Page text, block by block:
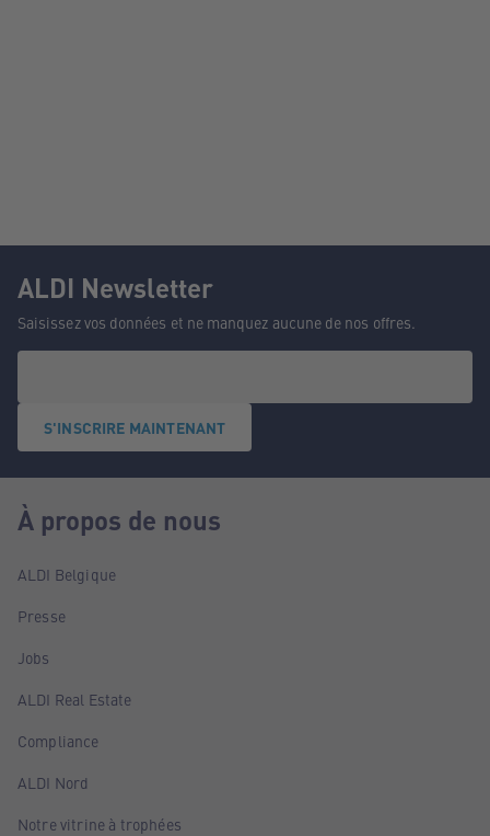
ALDI Newsletter
Saisissez vos données et ne manquez aucune de nos offres.
S'INSCRIRE MAINTENANT
À propos de nous
ALDI Belgique
Presse
Jobs
ALDI Real Estate
Compliance
ALDI Nord
Notre vitrine à trophées